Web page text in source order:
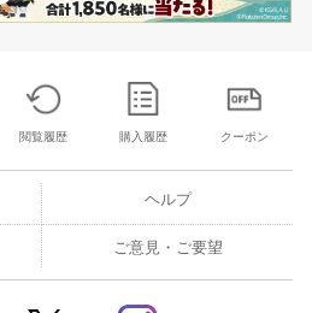
閲覧履歴 購入履歴 クーポン
ヘルプ
ご意見・ご要望